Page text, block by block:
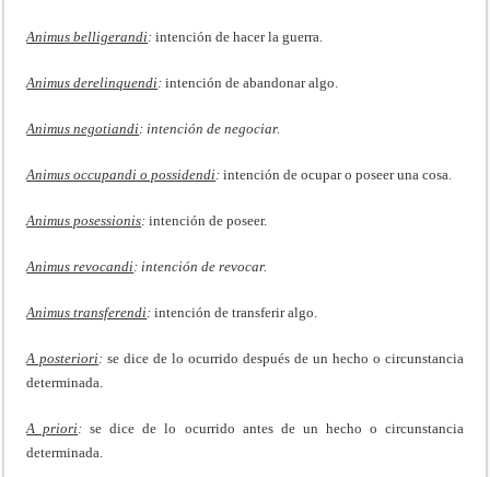
Animus belligerandi :intención de hacer la guerra.
Animus derelinquendi :intención de abandonar algo.
Animus negotiandi : intención de negociar.
Animus occupandi o possidendi :intención de ocupar o poseer una cosa.
Animus posessionis:intención de poseer.
Animus revocandi : intención de revocar.
Animus transferendi :intención de transferir algo.
A posteriori :se dice de lo ocurrido después de un hecho o circunstancia
determinada.
A priori :se dice de lo ocurrido antes de un hecho o circunstancia
determinada.